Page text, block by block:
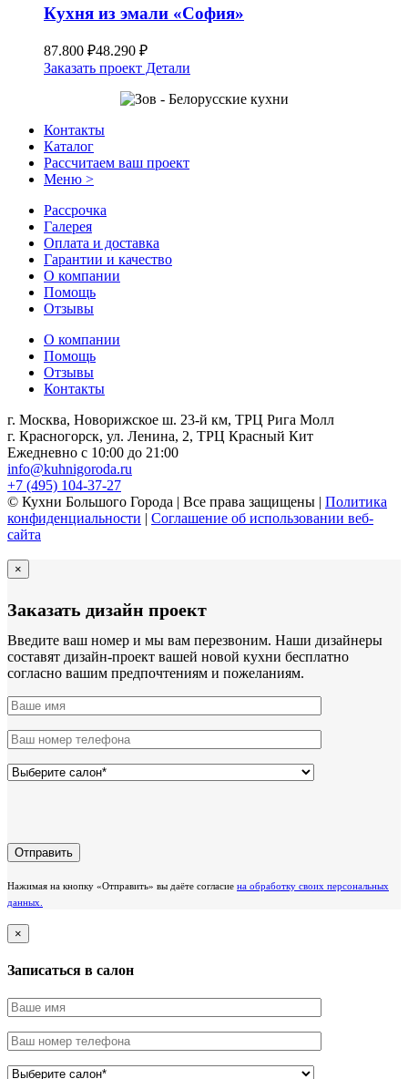
Кухня из эмали «София»
87.800 ₽48.290 ₽
Заказать проект Детали
Контакты
Каталог
Рассчитаем ваш проект
Меню >
Рассрочка
Галерея
Оплата и доставка
Гарантии и качество
О компании
Помощь
Отзывы
О компании
Помощь
Отзывы
Контакты
г. Москва, Новорижское ш. 23-й км, ТРЦ Рига Молл
г. Красногорск, ул. Ленина, 2, ТРЦ Красный Кит
Ежедневно с 10:00 до 21:00
info@kuhnigoroda.ru
+7 (495) 104-37-27
© Кухни Большого Города | Все права защищены | Политика
конфиденциальности | Соглашение об использовании веб-
сайта
×
Заказать дизайн проект
Введите ваш номер и мы вам перезвоним. Наши дизайнеры
составят дизайн-проект вашей новой кухни бесплатно
согласно вашим предпочтениям и пожеланиям.
Нажимая на кнопку «Отправить» вы даёте согласие на обработку своих персональных
данных.
×
Записаться в салон